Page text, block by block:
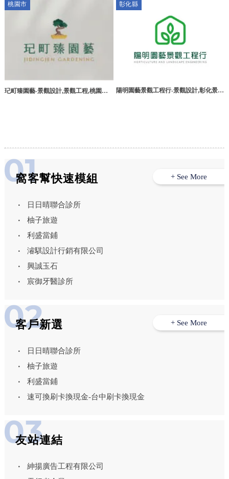
塑木地板廠商
園藝設計公司
桃園市
玘町臻園藝-景觀設計,景觀工程,桃園景
彰化縣
陽明園藝景觀工程行-景觀設計,彰化景觀
窩客幫快速模組
日日晴聯合診所
柚子旅遊
利盛當鋪
濬騏設計行銷有限公司
興誠玉石
宸御牙醫診所
+ See More
客戶新選
日日晴聯合診所
柚子旅遊
利盛當鋪
速可換刷卡換現金-台中刷卡換現金
+ See More
友站連結
紳揚廣告工程有限公司